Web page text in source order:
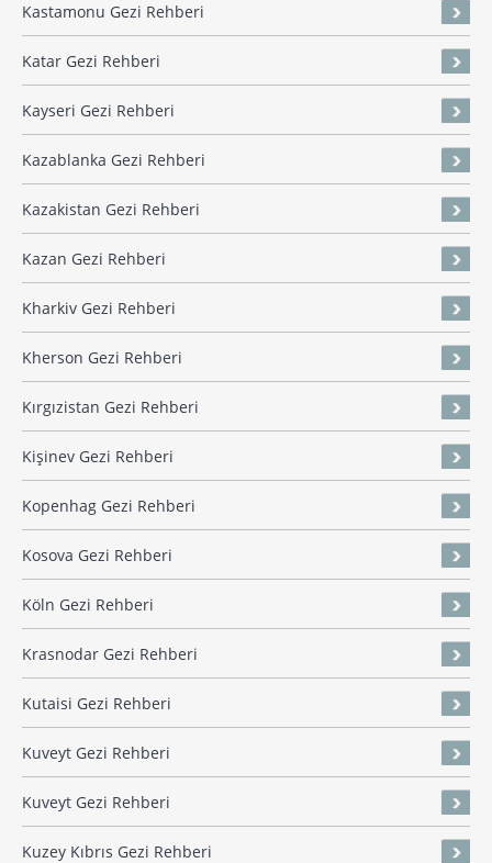
Kastamonu Gezi Rehberi
Katar Gezi Rehberi
Kayseri Gezi Rehberi
Kazablanka Gezi Rehberi
Kazakistan Gezi Rehberi
Kazan Gezi Rehberi
Kharkiv Gezi Rehberi
Kherson Gezi Rehberi
Kırgızistan Gezi Rehberi
Kişinev Gezi Rehberi
Kopenhag Gezi Rehberi
Kosova Gezi Rehberi
Köln Gezi Rehberi
Krasnodar Gezi Rehberi
Kutaisi Gezi Rehberi
Kuveyt Gezi Rehberi
Kuveyt Gezi Rehberi
Kuzey Kıbrıs Gezi Rehberi